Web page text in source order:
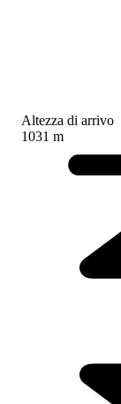
Altezza di arrivo
1031 m